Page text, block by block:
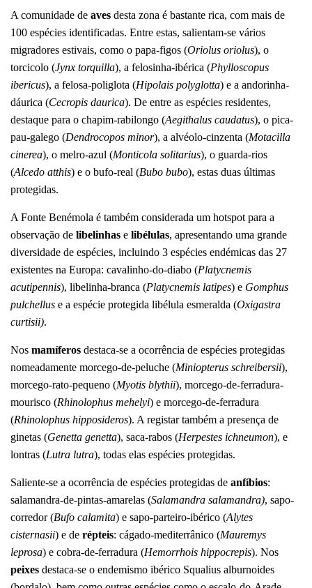
A comunidade de aves desta zona é bastante rica, com mais de
100 espécies identificadas. Entre estas, salientam-se vários
migradores estivais, como o papa-figos (Oriolus oriolus), o
torcicolo (Jynx torquilla), a felosinha-ibérica (Phylloscopus
ibericus), a felosa-poliglota (Hipolais polyglotta) e a andorinha-
dáurica (Cecropis daurica). De entre as espécies residentes,
destaque para o chapim-rabilongo (Aegithalus caudatus), o pica-
pau-galego (Dendrocopos minor), a alvéolo-cinzenta (Motacilla
cinerea), o melro-azul (Monticola solitarius), o guarda-rios
(Alcedo atthis) e o bufo-real (Bubo bubo), estas duas últimas
protegidas.
A Fonte Benémola é também considerada um hotspot para a
observação de libelinhas e libélulas, apresentando uma grande
diversidade de espécies, incluindo 3 espécies endémicas das 27
existentes na Europa: cavalinho-do-diabo (Platycnemis
acutipennis), libelinha-branca (Platycnemis latipes) e Gomphus
pulchellus e a espécie protegida libélula esmeralda (Oxigastra
curtisii).
Nos mamíferos destaca-se a ocorrência de espécies protegidas
nomeadamente morcego-de-peluche (Miniopterus schreibersii),
morcego-rato-pequeno (Myotis blythii), morcego-de-ferradura-
mourisco (Rhinolophus mehelyi) e morcego-de-ferradura
(Rhinolophus hipposideros). A registar também a presença de
ginetas (Genetta genetta), saca-rabos (Herpestes ichneumon), e
lontras (Lutra lutra), todas elas espécies protegidas.
Saliente-se a ocorrência de espécies protegidas de anfíbios:
salamandra-de-pintas-amarelas (Salamandra salamandra), sapo-
corredor (Bufo calamita) e sapo-parteiro-ibérico (Alytes
cisternasii) e de répteis: cágado-mediterrânico (Mauremys
leprosa) e cobra-de-ferradura (Hemorrhois hippocrepis). Nos
peixes destaca-se o endemismo ibérico Squalius alburnoides